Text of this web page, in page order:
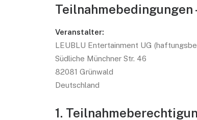
Teilnahmebedingungen
Veranstalter:
LEUBLU Entertainment UG
Südliche Münchner Str. 46
82081 Grünwald
Deutschland
1.